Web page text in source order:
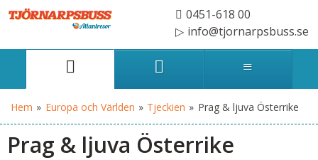
0451-618 00
info@tjornarpsbuss.se
Hem » Europa och Världen » Tjeckien » Prag & ljuva Österrike
Prag & ljuva Österrike